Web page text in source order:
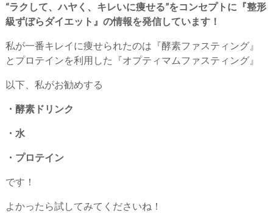
“ラクして、ハヤく、キレいに痩せる”をコンセプトに『整形
級ずぼらダイエット』の情報を発信しています！
私が一番キレイに痩せられたのは『酵素ファスティング』
とプロテインを利用した『オプティマムファスティング』
以下、私がお勧めする
・酵素ドリンク
・水
・プロテイン
です！
よかったら試してみてくださいね！